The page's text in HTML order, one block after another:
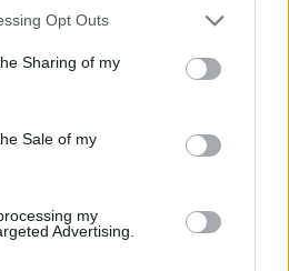
Opt Outs
Sharing of my
Sale of my
my
Advertising.
ΝΕΑ ΔΗΜΟΚΡΑΤΙΑ